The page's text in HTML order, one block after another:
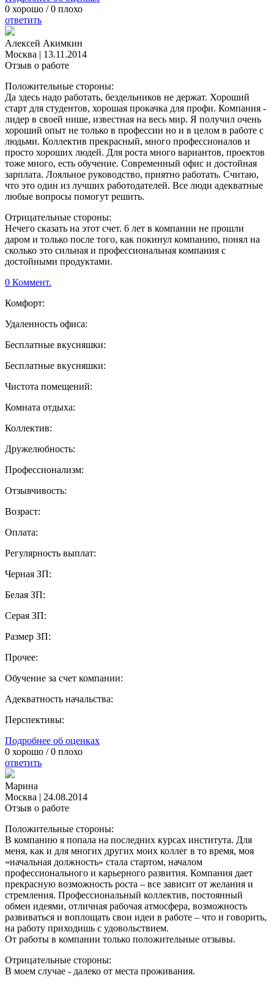
0 хорошо /0 плохо
ответить
Алексей Акимкин
Москва | 13.11.2014
Отзыв о работе
Положительные стороны:
Да здесь надо работать, бездельников не держат. Хороший
старт для студентов, хорошая прокачка для профи. Компания -
лидер в своей нише, известная на весь мир. Я получил очень
хороший опыт не только в профессии но и в целом в работе с
людьми. Коллектив прекрасный, много профессионалов и
просто хороших людей. Для роста много вариантов, проектов
тоже много, есть обучение. Современный офис и достойная
зарплата. Лояльное руководство, приятно работать. Считаю,
что это один из лучших работодателей. Все люди адекватные
любые вопросы помогут решить.
Отрицательные стороны:
Нечего сказать на этот счет. 6 лет в компании не прошли
даром и только после того, как покинул компанию, понял на
сколько это сильная и профессиональная компания с
достойными продуктами.
0 Коммент.
Комфорт:
Удаленность офиса:
Бесплатные вкусняшки:
Бесплатные вкусняшки:
Чистота помещений:
Комната отдыха:
Коллектив:
Дружелюбность:
Профессионализм:
Отзывчивость:
Возраст:
Оплата:
Регулярность выплат:
Черная ЗП:
Белая ЗП:
Серая ЗП:
Размер ЗП:
Прочее:
Обучение за счет компании:
Адекватность начальства:
Перспективы:
Подробнее об оценках
0 хорошо /0 плохо
ответить
Марина
Москва | 24.08.2014
Отзыв о работе
Положительные стороны:
В компанию я попала на последних курсах института. Для
меня, как и для многих других моих коллег в то время, моя
«начальная должность» стала стартом, началом
профессионального и карьерного развития. Компания дает
прекрасную возможность роста – все зависит от желания и
стремления. Профессиональный коллектив, постоянный
обмен идеями, отличная рабочая атмосфера, возможность
развиваться и воплощать свои идеи в работе – что и говорить,
на работу приходишь с удовольствием.
От работы в компании только положительные отзывы.
Отрицательные стороны:
В моем случае - далеко от места проживания.